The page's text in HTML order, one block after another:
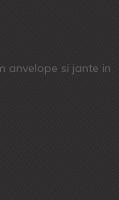
anvelope si jante in